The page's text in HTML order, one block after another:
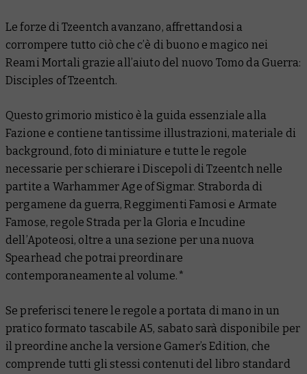
Le forze di Tzeentch avanzano, affrettandosi a
corrompere tutto ciò che c’è di buono e magico nei
Reami Mortali grazie all’aiuto del nuovo Tomo da Guerra:
Disciples of Tzeentch.
Questo grimorio mistico è la guida essenziale alla
Fazione e contiene tantissime illustrazioni, materiale di
background, foto di miniature e tutte le regole
necessarie per schierare i Discepoli di Tzeentch nelle
partite a Warhammer Age of Sigmar. Straborda di
pergamene da guerra, Reggimenti Famosi e Armate
Famose, regole Strada per la Gloria e Incudine
dell’Apoteosi, oltre a una sezione per una nuova
Spearhead che potrai preordinare
contemporaneamente al volume.*
Se preferisci tenere le regole a portata di mano in un
pratico formato tascabile A5, sabato sarà disponibile per
il preordine anche la versione Gamer’s Edition, che
comprende tutti gli stessi contenuti del libro standard